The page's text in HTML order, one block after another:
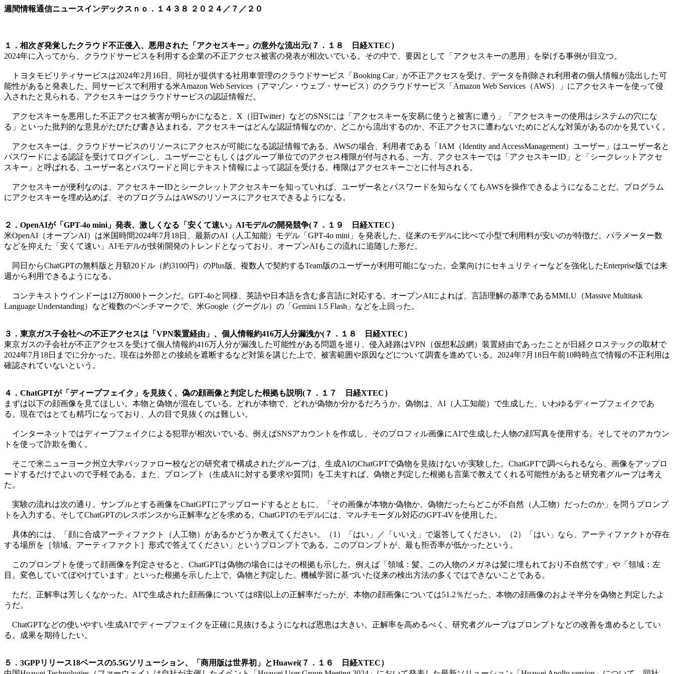
週間情報通信ニュースインデックスｎｏ． １４３８ ２０２４／７／２０
１．相次ぎ発覚したクラウド不正侵入、悪用された「アクセスキー」の意外な流出元(７．１８ 日経XTEC）
2024年に入ってから、クラウドサービスを利用する企業の不正アクセス被害の発表が相次いでいる。その中で、要因として「アクセスキーの悪用」を挙げる事例が目立つ。
トヨタモビリティサービスは2024年2月16日、同社が提供する社用車管理のクラウドサービス「Booking Car」が不正アクセスを受け、データを削除され利用者の個人情報が流出した可
能性があると発表した。同サービスで利用する米Amazon Web Services（アマゾン・ウェブ・サービス）のクラウドサービス「Amazon Web Services（AWS）」にアクセスキーを使って侵
入されたと見られる。アクセスキーはクラウドサービスの認証情報だ。
アクセスキーを悪用した不正アクセス被害が明らかになると、X（旧Twitter）などのSNSには「アクセスキーを安易に使うと被害に遭う」「アクセスキーの使用はシステムの穴にな
る」といった批判的な意見がたびたび書き込まれる。アクセスキーはどんな認証情報なのか、どこから流出するのか、不正アクセスに遭わないためにどんな対策があるのかを見ていく。
アクセスキーは、クラウドサービスのリソースにアクセスが可能になる認証情報である。AWSの場合、利用者である「IAM（Identity and AccessManagement）ユーザー」はユーザー名と
パスワードによる認証を受けてログインし、ユーザーごともしくはグループ単位でのアクセス権限が付与される。一方、アクセスキーでは「アクセスキーID」と「シークレットアクセ
スキー」と呼ばれる、ユーザー名とパスワードと同じテキスト情報によって認証を受ける。権限はアクセスキーごとに付与される。
アクセスキーが便利なのは、アクセスキーIDとシークレットアクセスキーを知っていれば、ユーザー名とパスワードを知らなくてもAWSを操作できるようになることだ。プログラム
にアクセスキーを埋め込めば、そのプログラムはAWSのリソースにアクセスできるようになる。
２．OpenAIが「GPT-4o mini」発表、激しくなる「安くて速い」AIモデルの開発競争(７．１９ 日経XTEC）
米OpenAI（オープンAI）は米国時間2024年7月18日、最新のAI（人工知能）モデル「GPT-4o mini」を発表した。従来のモデルに比べて小型で利用料が安いのが特徴だ。パラメーター数
などを抑えた「安くて速い」AIモデルが技術開発のトレンドとなっており、オープンAIもこの流れに追随した形だ。
同日からChatGPTの無料版と月額20ドル（約3100円）のPlus版、複数人で契約するTeam版のユーザーが利用可能になった。企業向けにセキュリティーなどを強化したEnterprise版では来
週から利用できるようになる。
コンテキストウインドーは12万8000トークンだ。GPT-4oと同様、英語や日本語を含む多言語に対応する。オープンAIによれば、言語理解の基準であるMMLU（Massive Multitask
Language Understanding）など複数のベンチマークで、米Google（グーグル）の「Gemini 1.5 Flash」などを上回った。
３．東京ガス子会社への不正アクセスは「VPN装置経由」、個人情報約416万人分漏洩か(７．１８ 日経XTEC）
東京ガスの子会社が不正アクセスを受けて個人情報約416万人分が漏洩した可能性がある問題を巡り、侵入経路はVPN（仮想私設網）装置経由であったことが日経クロステックの取材で
2024年7月18日までに分かった。現在は外部との接続を遮断するなど対策を講じた上で、被害範囲や原因などについて調査を進めている。2024年7月18日午前10時時点で情報の不正利用は
確認されていないという。
４．ChatGPTが「ディープフェイク」を見抜く、偽の顔画像と判定した根拠も説明(７．１７ 日経XTEC）
まずは以下の顔画像を見てほしい。本物と偽物が混在している。どれが本物で、どれが偽物か分かるだろうか。偽物は、AI（人工知能）で生成した、いわゆるディープフェイクであ
る。現在ではとても精巧になっており、人の目で見抜くのは難しい。
インターネットではディープフェイクによる犯罪が相次いでいる。例えばSNSアカウントを作成し、そのプロフィル画像にAIで生成した人物の顔写真を使用する。そしてそのアカウン
トを使って詐欺を働く。
そこで米ニューヨーク州立大学バッファロー校などの研究者で構成されたグループは、生成AIのChatGPTで偽物を見抜けないか実験した。ChatGPTで調べられるなら、画像をアップロ
ードするだけでよいので手軽である。また、プロンプト（生成AIに対する要求や質問）を工夫すれば、偽物と判定した根拠も言葉で教えてくれる可能性があると研究者グループは考え
た。
実験の流れは次の通り。サンプルとする画像をChatGPTにアップロードするとともに、「その画像が本物か偽物か、偽物だったらどこが不自然（人工物）だったのか」を問うプロンプ
トを入力する。そしてChatGPTのレスポンスから正解率などを求める。ChatGPTのモデルには、マルチモーダル対応のGPT-4Vを使用した。
具体的には、「顔に合成アーティファクト（人工物）があるかどうか教えてください。（1）「はい」／「いいえ」で返答してください。（2）「はい」なら、アーティファクトが存在
する場所を［領域、アーティファクト］形式で答えてください」というプロンプトである。このプロンプトが、最も拒否率が低かったという。
このプロンプトを使って顔画像を判定させると、ChatGPTは偽物の場合にはその根拠も示した。例えば「領域：髪。この人物のメガネは髪に埋もれており不自然です」や「領域：左
目。変色していてぼやけています」といった根拠を示した上で、偽物と判定した。機械学習に基づいた従来の検出方法の多くではできないことである。
ただ、正解率は芳しくなかった。AIで生成された顔画像については8割以上の正解率だったが、本物の顔画像については51.2％だった。本物の顔画像のおよそ半分を偽物と判定したよ
うだ。
ChatGPTなどの使いやすい生成AIでディープフェイクを正確に見抜けるようになれば恩恵は大きい。正解率を高めるべく、研究者グループはプロンプトなどの改善を進めるとしてい
る。成果を期待したい。
５．3GPPリリース18ベースの5.5Gソリューション、「商用版は世界初」とHuawei(７．１６ 日経XTEC）